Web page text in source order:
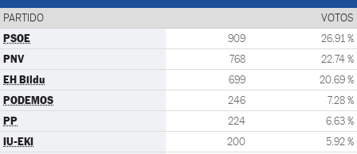
PARTIDO VOTOS
PSOE 909 26.91 %
PNV 768 22.74 %
EH Bildu 699 20.69 %
PODEMOS 246 7.28 %
PP 224 6.63 %
IU-EKI 200 5.92 %